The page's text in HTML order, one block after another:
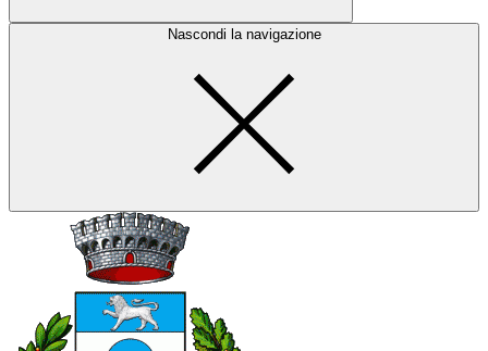
Nascondi la navigazione